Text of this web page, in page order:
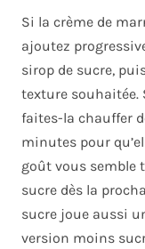
Si la crème de
ajoutez
sirop de sucre,
texture souhaitée.
faites-la chauffer
minutes pour
goût vous semble
sucre dès la
sucre joue aussi
version moins